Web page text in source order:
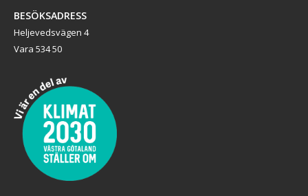
BESÖKSADRESS
Heljevedsvägen 4
Vara 534 50